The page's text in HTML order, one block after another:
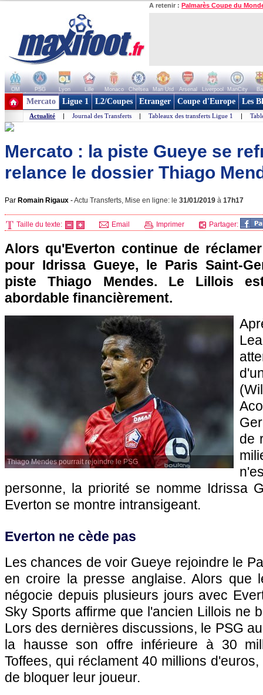
A retenir : Palmarès Coupe du
OM PSG Lyon Lille Monaco Chelsea Man Utd Arsenal Liverpool ManCity
+ de clubs
Mercato Ligue 1 L2/Coupes Etranger Coupe d'Europe Les
Actualité | Journal des Transferts | Tableaux des transferts Ligue 1 |
Mercato : la piste Gueye se
relance le dossier Thiago
Par Romain Rigaux -Actu Transferts, Mise en ligne: le 31/01/2019 à 17h17
Taille du texte: Email Imprimer Partager:
Alors qu'Everton continue de
pour Idrissa Gueye, le Paris Saint-
piste Thiago Mendes. Le Lillois
abordable financièrement.
Thiago Mendes pourrait rejoindre le PSG
de
personne, la priorité se nomme Idrissa
Everton se montre intransigeant.
Everton ne cède pas
Les chances de voir Gueye rejoindre le
en croire la presse anglaise. Alors que
négocie depuis plusieurs jours avec
Sky Sports affirme que l'ancien Lillois ne
Lors des dernières discussions, le PSG
la hausse son offre inférieure à 30
Toffees, qui réclament 40 millions
de bloquer leur joueur.